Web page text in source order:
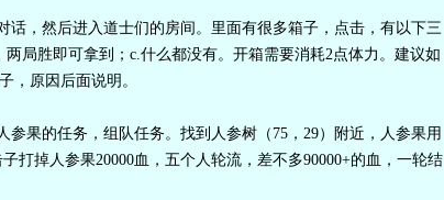
话，然后进入道士们的房间。里面有很多箱子，点击，有以下三
局胜即可拿到；c.什么都没有。开箱需要消耗2点体力。建议如
，原因后面说明。
参果的任务，组队任务。找到人参树（75，29）附近，人参果用
打掉人参果20000血，五个人轮流，差不多90000+的血，一轮结